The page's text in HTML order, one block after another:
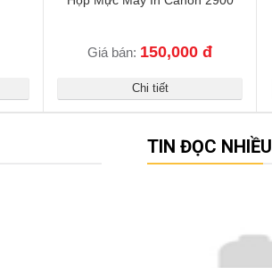
Giá bán: 150,000 đ
Chi tiết
TIN ĐỌC NHIỀU